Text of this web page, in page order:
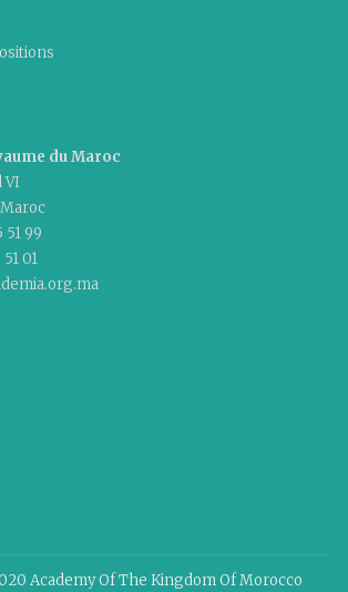
du Maroc
VI
51 99
01
Academy Of The Kingdom Of Morocco